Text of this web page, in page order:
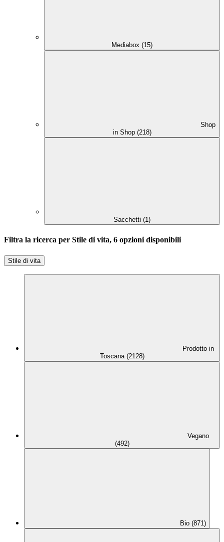
Mediabox (15)
Shop
in Shop (218)
Sacchetti (1)
Filtra la ricerca per Stile di vita, 6 opzioni disponibili
Stile di vita
Prodotto in
Toscana (2128)
Vegano
(492)
Bio (871)